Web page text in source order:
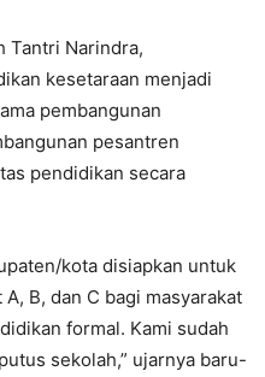
Tantri Narindra,
kesetaraan menjadi
pembangunan
pesantren
pendidikan secara
kota disiapkan untuk
B, dan C bagi masyarakat
formal. Kami sudah
sekolah,” ujarnya baru-